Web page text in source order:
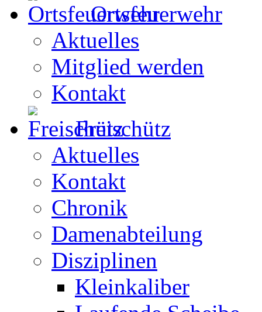
Ortsfeuerwehr
Aktuelles
Mitglied werden
Kontakt
Freischütz
Aktuelles
Kontakt
Chronik
Damenabteilung
Disziplinen
Kleinkaliber